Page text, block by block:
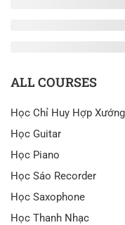
ALL COURSES
Học Chỉ Huy Hợp Xướng
Học Guitar
Học Piano
Học Sáo Recorder
Học Saxophone
Học Thanh Nhạc